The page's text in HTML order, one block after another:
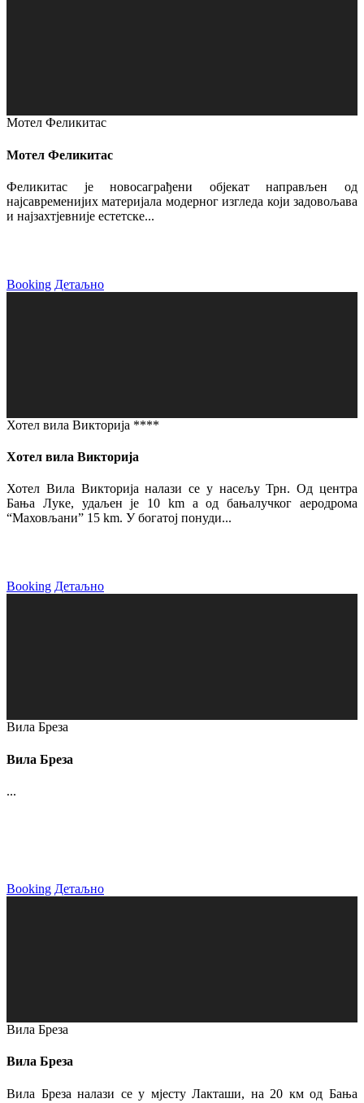
Мотел Феликитас
Мотел Феликитас
Феликитас је новосаграђени објекат направљен од
најсавременијих материјала модерног изгледа који задовољава
и најзахтјевније естетске...
Booking Детаљно
Хотел вила Викторија ****
Хотел вила Викторија
Хотел Вила Викторија налази се у насељу Трн. Од центра
Бања Луке, удаљен је 10 km а од бањалучког аеродрома
“Маховљани” 15 km. У богатој понуди...
Booking Детаљно
Вила Бреза
Вила Бреза
...
Booking Детаљно
Вила Бреза
Вила Бреза
Вила Бреза налази се у мјесту Лакташи, на 20 км од Бања